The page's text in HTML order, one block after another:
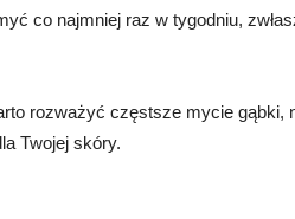
co najmniej raz w tygodniu,
rozważyć częstsze mycie gąbki,
Twojej skóry.